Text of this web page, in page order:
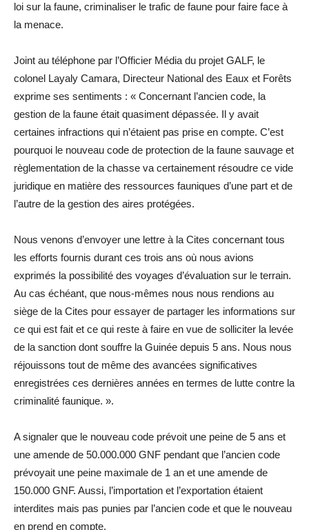
loi sur la faune, criminaliser le trafic de faune pour faire face à
la menace.
Joint au téléphone par l’Officier Média du projet GALF, le
colonel Layaly Camara, Directeur National des Eaux et Forêts
exprime ses sentiments : « Concernant l’ancien code, la
gestion de la faune était quasiment dépassée. Il y avait
certaines infractions qui n’étaient pas prise en compte. C’est
pourquoi le nouveau code de protection de la faune sauvage et
règlementation de la chasse va certainement résoudre ce vide
juridique en matière des ressources fauniques d’une part et de
l’autre de la gestion des aires protégées.
Nous venons d’envoyer une lettre à la Cites concernant tous
les efforts fournis durant ces trois ans où nous avions
exprimés la possibilité des voyages d’évaluation sur le terrain.
Au cas échéant, que nous-mêmes nous nous rendions au
siège de la Cites pour essayer de partager les informations sur
ce qui est fait et ce qui reste à faire en vue de solliciter la levée
de la sanction dont souffre la Guinée depuis 5 ans. Nous nous
réjouissons tout de même des avancées significatives
enregistrées ces dernières années en termes de lutte contre la
criminalité faunique. ».
A signaler que le nouveau code prévoit une peine de 5 ans et
une amende de 50.000.000 GNF pendant que l’ancien code
prévoyait une peine maximale de 1 an et une amende de
150.000 GNF. Aussi, l’importation et l’exportation étaient
interdites mais pas punies par l’ancien code et que le nouveau
en prend en compte.